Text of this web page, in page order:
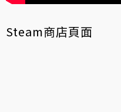
Steam商店頁面